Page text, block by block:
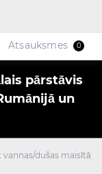
pārstāvis
un
dušas
Atsauksmes 0